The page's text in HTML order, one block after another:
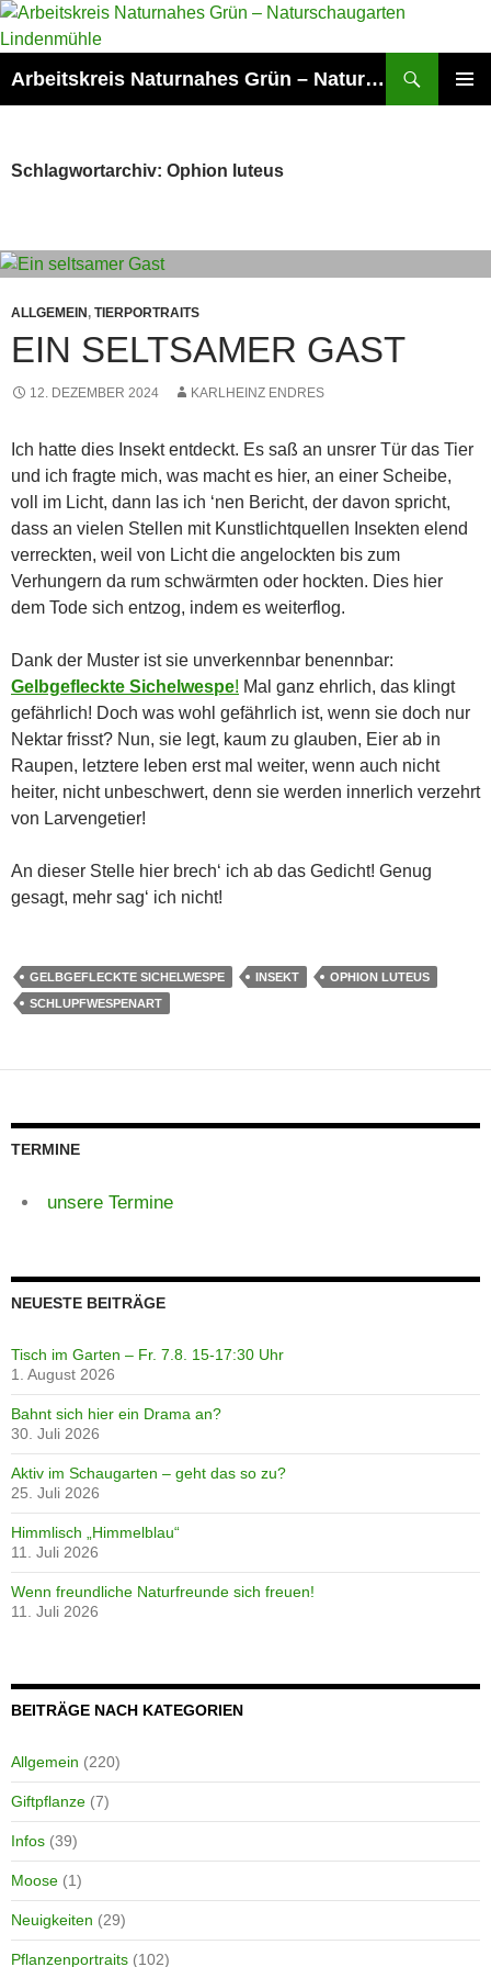
Zum
Inhalt
Arbeitskreis Naturnahes Grün – Naturschaugarten Lindenmühle
Schlagwortarchiv: Ophion luteus
ALLGEMEIN, TIERPORTRAITS
EIN SELTSAMER GAST
12. DEZEMBER 2024 KARLHEINZ ENDRES
Ich hatte dies Insekt entdeckt. Es saß an unsrer Tür das Tier
und ich fragte mich, was macht es hier, an einer Scheibe,
voll im Licht, dann las ich ‘nen Bericht, der davon spricht,
dass an vielen Stellen mit Kunstlichtquellen Insekten elend
verreckten, weil von Licht die angelockten bis zum
Verhungern da rum schwärmten oder hockten. Dies hier
dem Tode sich entzog, indem es weiterflog.
Dank der Muster ist sie unverkennbar benennbar:
Gelbgefleckte Sichelwespe! Mal ganz ehrlich, das klingt
gefährlich! Doch was wohl gefährlich ist, wenn sie doch nur
Nektar frisst? Nun, sie legt, kaum zu glauben, Eier ab in
Raupen, letztere leben erst mal weiter, wenn auch nicht
heiter, nicht unbeschwert, denn sie werden innerlich verzehrt
von Larvengetier!
An dieser Stelle hier brech‘ ich ab das Gedicht! Genug
gesagt, mehr sag‘ ich nicht!
GELBGEFLECKTE SICHELWESPE INSEKT
OPHION LUTEUS
SCHLUPFWESPENART
TERMINE
unsere Termine
NEUESTE BEITRÄGE
Tisch im Garten – Fr. 7.8. 15-17:30 Uhr
1. August 2026
Bahnt sich hier ein Drama an?
30. Juli 2026
Aktiv im Schaugarten – geht das so zu?
25. Juli 2026
Himmlisch „Himmelblau“
11. Juli 2026
Wenn freundliche Naturfreunde sich freuen!
11. Juli 2026
BEITRÄGE NACH KATEGORIEN
Allgemein (220)
Giftpflanze (7)
Infos (39)
Moose (1)
Neuigkeiten (29)
Pflanzenportraits (102)